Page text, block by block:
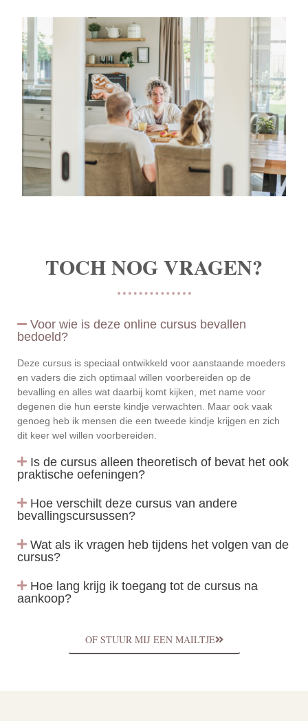
TOCH NOG VRAGEN?
Voor wie is deze online cursus bevallen
bedoeld?
Deze cursus is speciaal ontwikkeld voor aanstaande moeders
en vaders die zich optimaal willen voorbereiden op de
bevalling en alles wat daarbij komt kijken, met name voor
degenen die hun eerste kindje verwachten. Maar ook vaak
genoeg heb ik mensen die een tweede kindje krijgen en zich
dit keer wel willen voorbereiden.
Is de cursus alleen theoretisch of bevat het ook
praktische oefeningen?
Hoe verschilt deze cursus van andere
bevallingscursussen?
Wat als ik vragen heb tijdens het volgen van de
cursus?
Hoe lang krijg ik toegang tot de cursus na
aankoop?
OF STUUR MIJ EEN MAILTJE